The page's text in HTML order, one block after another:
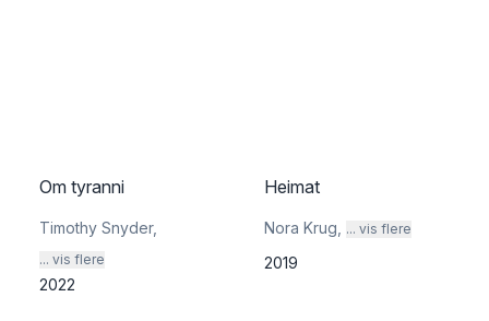
Om tyranni
Timothy Snyder,
... vis flere
2022
Heimat
Nora Krug ... vis flere
2019